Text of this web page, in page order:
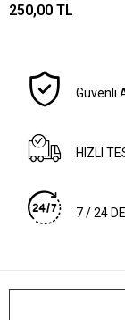
250,00 TL
Güvenli
HIZLI
7 / 24